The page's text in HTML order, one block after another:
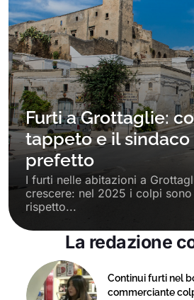
Furti a Grottaglie:
tappeto e il
prefetto
I furti nelle abitazioni a
crescere: nel 2025 i colpi
rispetto...
La redazione
Continui furti nel
commerciante